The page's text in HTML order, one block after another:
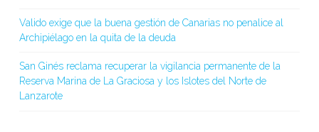
Valido exige que la buena gestión de Canarias no penalice al
Archipiélago en la quita de la deuda
San Ginés reclama recuperar la vigilancia permanente de la
Reserva Marina de La Graciosa y los Islotes del Norte de
Lanzarote